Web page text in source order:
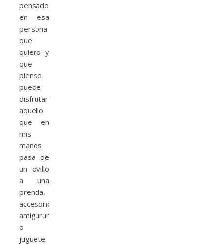
pensado
en esa
persona
que
quiero y
que
pienso
puede
disfrutar
aquello
que en
mis
manos
pasa de
un ovillo
a una
prenda,
accesorio,
amigurumi
o
juguete.